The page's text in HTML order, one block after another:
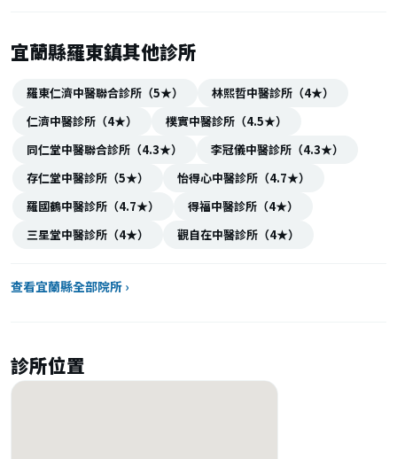
宜蘭縣羅東鎮其他診所
羅東仁濟中醫聯合診所（5★）
林熙哲中醫診所（4★）
仁濟中醫診所（4★）
樸實中醫診所（4.5★）
同仁堂中醫聯合診所（4.3★）
李冠儀中醫診所（4.3★）
存仁堂中醫診所（5★）
怡得心中醫診所（4.7★）
羅國鶴中醫診所（4.7★）
得福中醫診所（4★）
三星堂中醫診所（4★）
觀自在中醫診所（4★）
查看宜蘭縣全部院所 ›
診所位置